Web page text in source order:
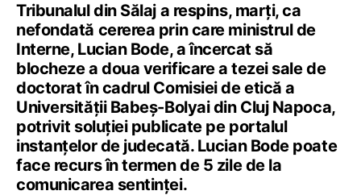
Tribunalul din Sălaj a respins, marți, ca
nefondată cererea prin care ministrul de
Interne, Lucian Bode, a încercat să
blocheze a doua verificare a tezei sale de
doctorat în cadrul Comisiei de etică a
Universității Babeș-Bolyai din Cluj Napoca,
potrivit soluției publicate pe portalul
instanțelor de judecată. Lucian Bode poate
face recurs în termen de 5 zile de la
comunicarea sentinței.